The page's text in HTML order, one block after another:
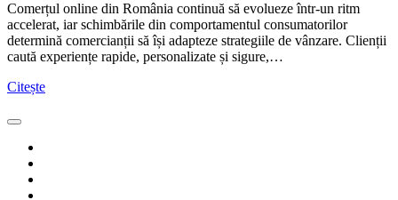
Comerțul online din România continuă să evolueze într-un ritm
accelerat, iar schimbările din comportamentul consumatorilor
determină comercianții să își adapteze strategiile de vânzare. Clienții
caută experiențe rapide, personalizate și sigure,…
Citește